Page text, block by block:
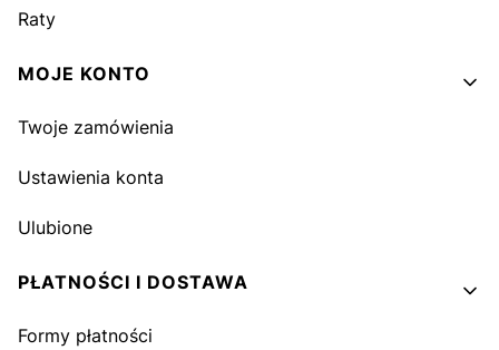
Raty
MOJE KONTO
Twoje zamówienia
Ustawienia konta
Ulubione
PŁATNOŚCI I DOSTAWA
Formy płatności